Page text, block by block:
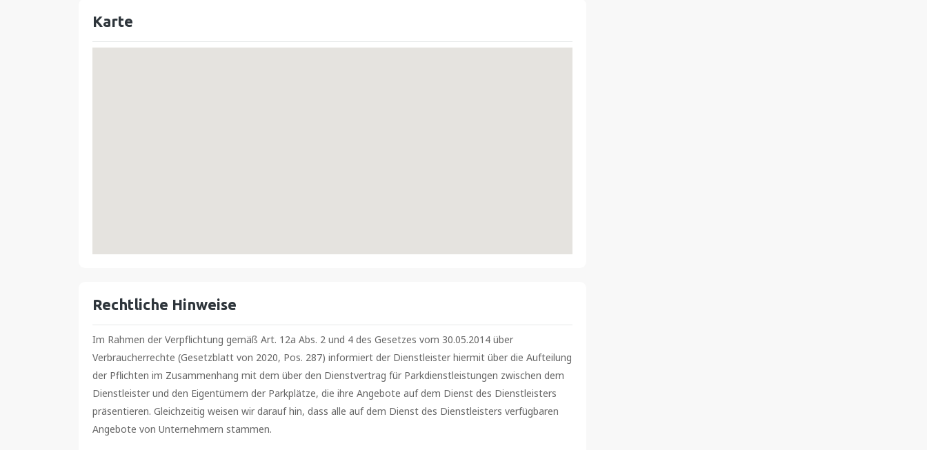
Karte
Rechtliche Hinweise
Im Rahmen der Verpflichtung gemäß Art. 12a Abs. 2 und 4 des Gesetzes vom 30.05.2014 über
Verbraucherrechte (Gesetzblatt von 2020, Pos. 287) informiert der Dienstleister hiermit über die Aufteilung
der Pflichten im Zusammenhang mit dem über den Dienstvertrag für Parkdienstleistungen zwischen dem
Dienstleister und den Eigentümern der Parkplätze, die ihre Angebote auf dem Dienst des Dienstleisters
präsentieren. Gleichzeitig weisen wir darauf hin, dass alle auf dem Dienst des Dienstleisters verfügbaren
Angebote von Unternehmern stammen.